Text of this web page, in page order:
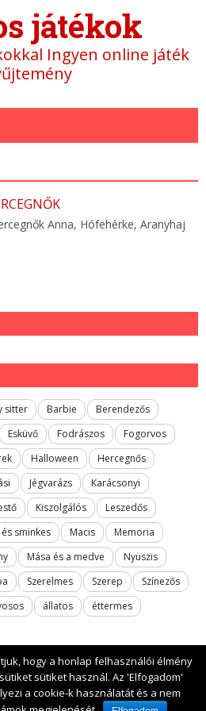
játékok
Ingyen online játék
Anna, Hófehérke, Aranyhaj
sitter Barbie
Berendezős
Esküvő Fodrászos
Fogorvos
Halloween
Hercegnős
Jégvarázs
Karácsonyi
Kiszolgálós
Leszedős
sminkes Macis
Memoria
Mása és a medve
Nyuszis
Szerelmes Szerep
Színezős
állatos
éttermes
hogy a honlap felhasználói élmény
sütiket használ. Az 'Elfogadom'
a cookie-k használatát és a nem